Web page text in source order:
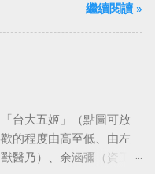
他們空間撫平傷痛。繼續閱讀 »
台大五姬」（點圖可放
的程度由高至低、由左
醫乃）、余涵彌（資工